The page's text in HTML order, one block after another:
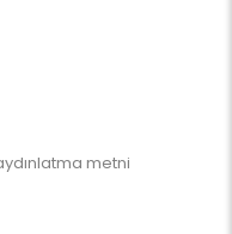
metni